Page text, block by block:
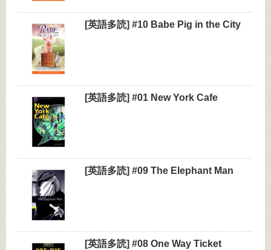
[英語多読] #10 Babe Pig in the City
[英語多読] #01 New York Cafe
[英語多読] #09 The Elephant Man
[英語多読] #08 One Way Ticket